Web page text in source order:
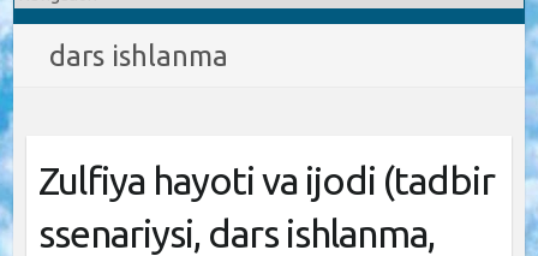
dars ishlanma
Zulfiya hayoti va ijodi (tadbir
ssenariysi, dars ishlanma,